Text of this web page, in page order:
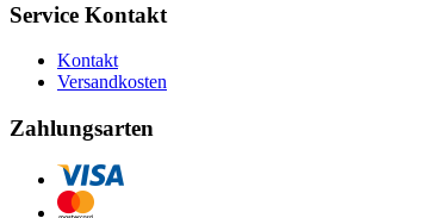
Service Kontakt
Kontakt
Versandkosten
Zahlungsarten